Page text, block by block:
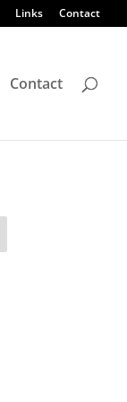
Links Contact
Contact